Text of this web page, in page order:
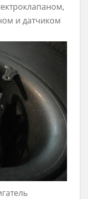
и датчиком